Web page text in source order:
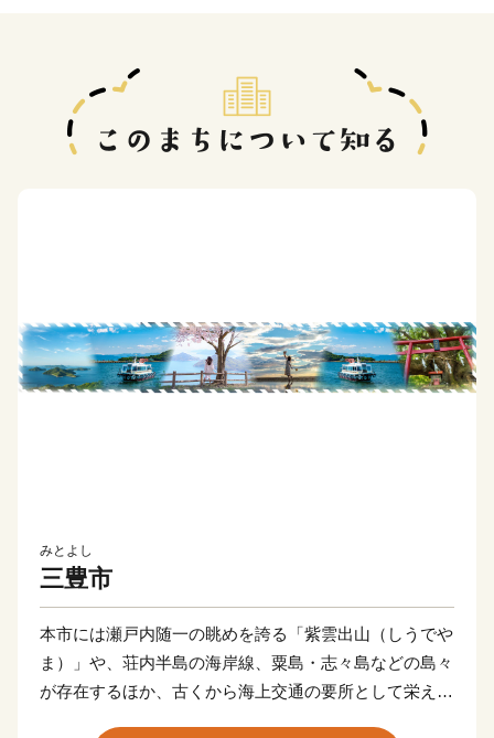
みとよし
三豊市
本市には瀬戸内随一の眺めを誇る「紫雲出山（しうでや
ま）」や、荘内半島の海岸線、粟島・志々島などの島々
が存在するほか、古くから海上交通の要所として栄え、